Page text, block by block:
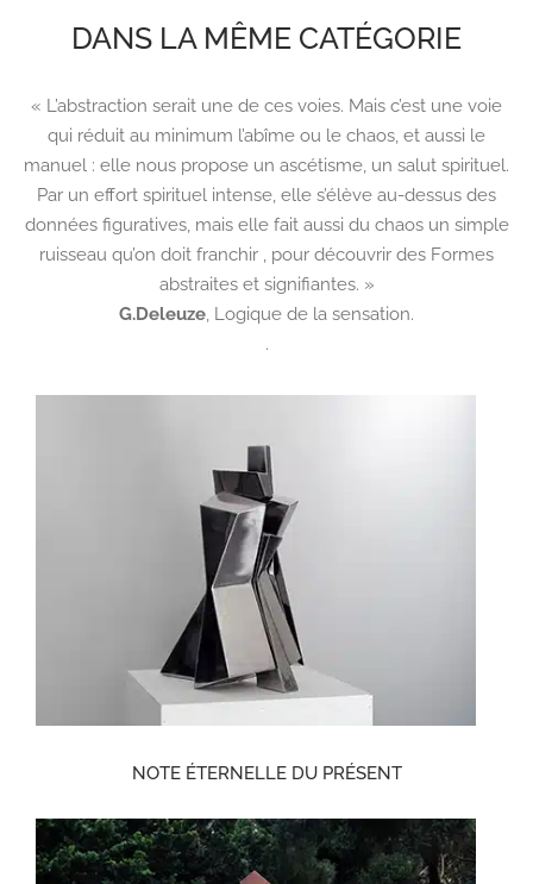
DANS LA MÊME CATÉGORIE
« L’abstraction serait une de ces voies. Mais c’est une voie
qui réduit au minimum l’abîme ou le chaos, et aussi le
manuel : elle nous propose un ascétisme, un salut spirituel.
Par un effort spirituel intense, elle s’élève au-dessus des
données figuratives, mais elle fait aussi du chaos un simple
ruisseau qu’on doit franchir , pour découvrir des Formes
abstraites et signifiantes. »
G.Deleuze, Logique de la sensation.
.
NOTE ÉTERNELLE DU PRÉSENT